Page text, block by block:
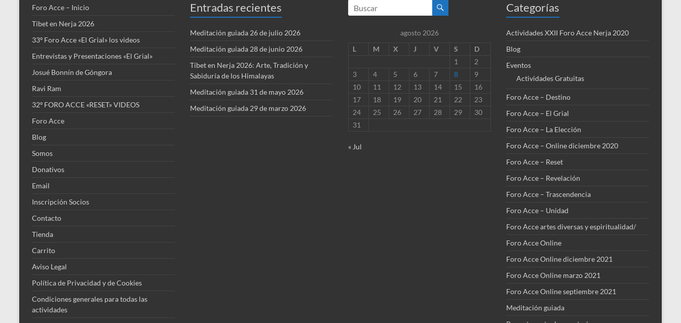
Foro Acce – Inicio
Tíbet en Nerja 2026
33º Foro Acce «El Grial» los videos
Entrevistas y Presentaciones «El Grial»
Josué Bonnín de Góngora
Ravi Ram
32º FORO ACCE «RESET» VIDEOS
Foro Acce
Blog
Somos
Donativos
Email
Inscripción Socios
Contacto
Tienda
Carrito
Aviso Legal
Política de Privacidad y de Cookies
Condiciones generales para todas las
actividades
Entradas recientes
Meditación guiada 26 de julio 2026
Meditación guiada 28 de junio 2026
Tíbet en Nerja 2026: Arte, Tradición y
Sabiduría de los Himalayas
Meditación guiada 31 de mayo 2026
Meditación guiada 29 de marzo 2026
agosto 2026
L
M X J V S
D
1
2
3
4 5 6 7 8
9
10
11 12 13 14 15
16
17
18 19 20 21 22
23
24
25 26 27 28 29
30
31
« Jul
Categorías
Actividades XXII Foro Acce Nerja 2020
Blog
Eventos
Actividades Gratuitas
Foro Acce – Destino
Foro Acce – El Grial
Foro Acce – La Elección
Foro Acce – Online diciembre 2020
Foro Acce – Reset
Foro Acce – Revelación
Foro Acce – Trascendencia
Foro Acce – Unidad
Foro Acce artes diversas y espiritualidad/
Foro Acce Online
Foro Acce Online diciembre 2021
Foro Acce Online marzo 2021
Foro Acce Online septiembre 2021
Meditación guiada